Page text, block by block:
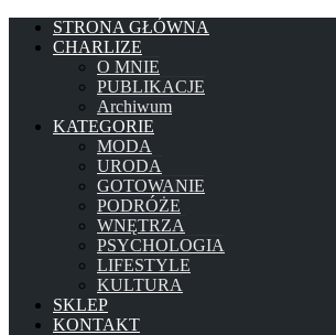
STRONA GŁÓWNA
CHARLIZE
O MNIE
PUBLIKACJE
Archiwum
KATEGORIE
MODA
URODA
GOTOWANIE
PODRÓŻE
WNĘTRZA
PSYCHOLOGIA
LIFESTYLE
KULTURA
SKLEP
KONTAKT